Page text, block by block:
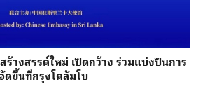
างสรรค์ใหม่ เปิดกว้าง ร่วมแบ่งปันการ
ขึ้นที่กรุงโคลัมโบ